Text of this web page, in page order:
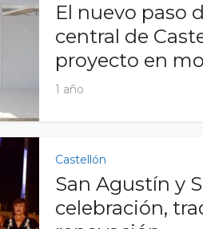
El nuevo paso
central de
proyecto en
1 año
Castellón
San Agustín y
celebración,